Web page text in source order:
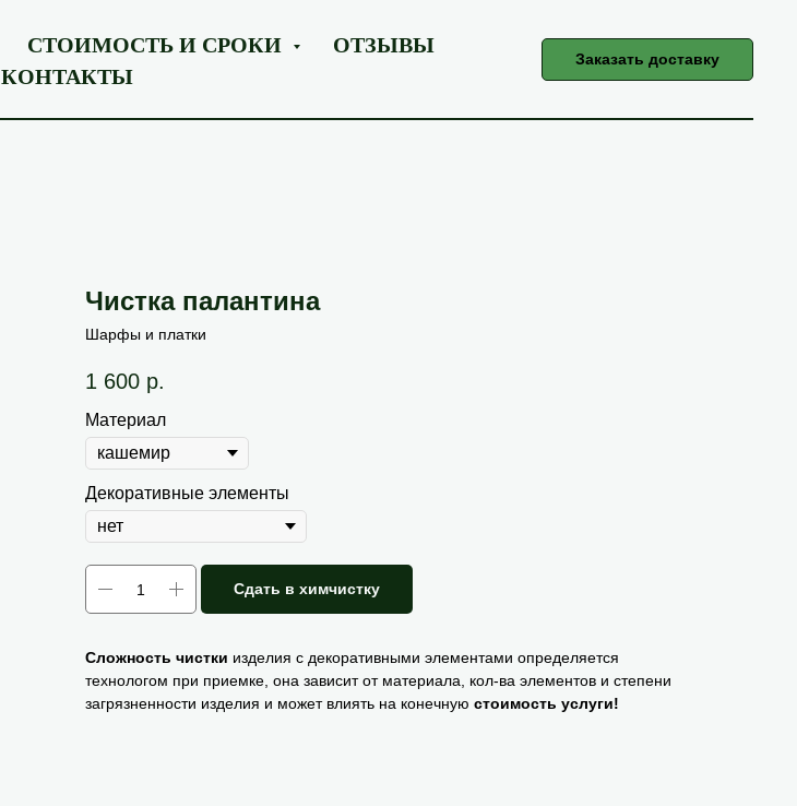
СТОИМОСТЬ И СРОКИ
ОТЗЫВЫ
КОНТАКТЫ
Заказать доставку
Чистка палантина
Шарфы и платки
1 600 р.
Материал
Декоративные элементы
Сдать в химчистку
Сложность чистки изделия с декоративными элементами определяется
технологом при приемке, она зависит от материала, кол-ва элементов и степени
загрязненности изделия и может влиять на конечную стоимость услуги!